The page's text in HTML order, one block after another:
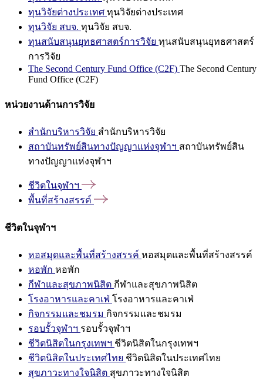
ทุนวิจัยต่างประเทศ ทุนวิจัยต่างประเทศ
ทุนวิจัย สบจ. ทุนวิจัย สบจ.
ทุนสนับสนุนยุทธศาสตร์การวิจัย ทุนสนับสนุนยุทธศาสตร์
การวิจัย
The Second Century Fund Office (C2F) The Second Century
Fund Office (C2F)
หน่วยงานด้านการวิจัย
สำนักบริหารวิจัย สำนักบริหารวิจัย
สถาบันทรัพย์สินทางปัญญาแห่งจุฬาฯ สถาบันทรัพย์สิน
ทางปัญญาแห่งจุฬาฯ
ชีวิตในจุฬาฯ
พื้นที่สร้างสรรค์
ชีวิตในจุฬาฯ
หอสมุดและพื้นที่สร้างสรรค์ หอสมุดและพื้นที่สร้างสรรค์
หอพัก หอพัก
กีฬาและสุขภาพนิสิต กีฬาและสุขภาพนิสิต
โรงอาหารและคาเฟ่ โรงอาหารและคาเฟ่
กิจกรรมและชมรม กิจกรรมและชมรม
รอบรั้วจุฬาฯ รอบรั้วจุฬาฯ
ชีวิตนิสิตในกรุงเทพฯ ชีวิตนิสิตในกรุงเทพฯ
ชีวิตนิสิตในประเทศไทย ชีวิตนิสิตในประเทศไทย
สุขภาวะทางใจนิสิต สุขภาวะทางใจนิสิต